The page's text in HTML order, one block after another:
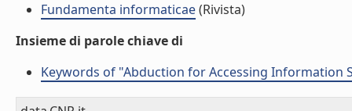
Fundamenta informaticae(Rivista)
Insieme di parole chiave di
Keywords of "Abduction for Accessing Information